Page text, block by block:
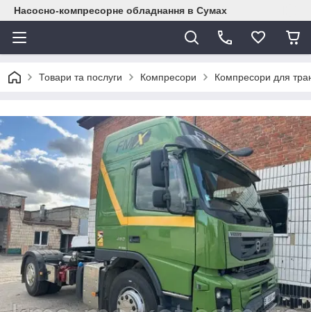
Насосно-компресорне обладнання в Сумах
Товари та послуги Компресори Компресори для